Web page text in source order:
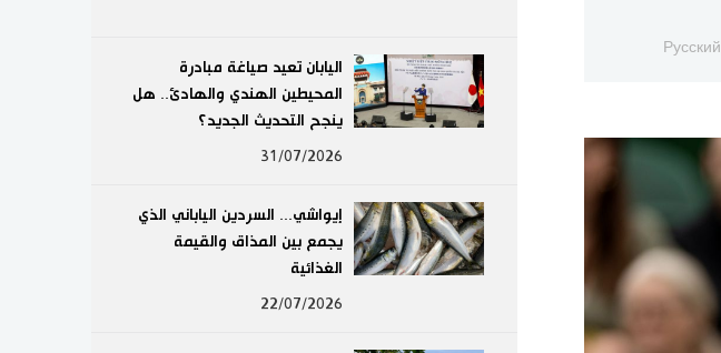
طوكيو
Русский
اليابان تعيد صياغة مبادرة
المحيطين الهندي والهادئ.. هل
ينجح التحديث الجديد؟
31/07/2026
إيواشي... السردين الياباني الذي
يجمع بين المذاق والقيمة
الغذائية
22/07/2026